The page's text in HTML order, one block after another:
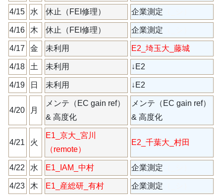
4/15 水 休止（FEI修理） 企業測定
4/16 木 休止（FEI修理） 企業測定
4/17 金 未利用 E2_埼玉大_藤城
4/18 土 未利用 ↓E2
4/19 日 未利用 ↓E2
4/20 月
メンテ（EC gain ref）
& 高度化
メンテ（EC gain ref）
& 高度化
4/21 火
E1_京大_宮川
（remote）
E2_千葉大_村田
4/22 水 E1_IAM_中村 企業測定
4/23 木 E1_産総研_有村 企業測定